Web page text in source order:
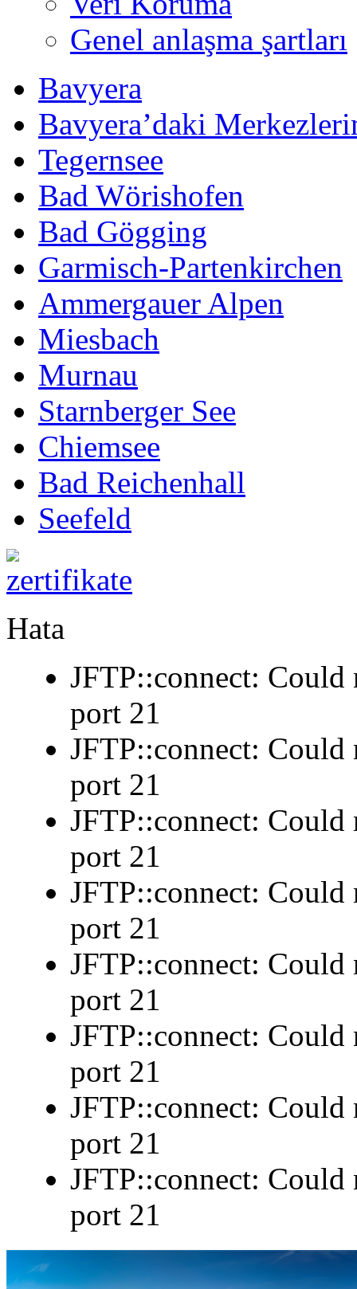
Genel anlaşma şartları
Bavyera
Bavyera’daki
Tegernsee
Bad Wörishofen
Bad Gögging
Garmisch-Partenkirchen
Ammergauer Alpen
Miesbach
Murnau
Starnberger See
Chiemsee
Bad Reichenhall
Seefeld
Hata
JFTP::connect:
port 21
JFTP::connect:
port 21
JFTP::connect:
port 21
JFTP::connect:
port 21
JFTP::connect:
port 21
JFTP::connect:
port 21
JFTP::connect:
port 21
JFTP::connect:
port 21